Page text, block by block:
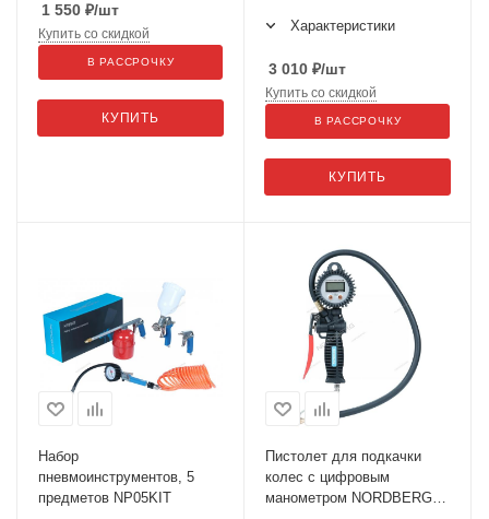
1 550 ₽/шт
КУПИТЬ
Купить со скидкой
В РАССРОЧКУ
Характеристики
3 010 ₽/шт
КУПИТЬ
Купить со скидкой
В РАССРОЧКУ
Набор
пневмоинструментов, 5
предметов NP05KIT
Пистолет для подкачки
колес с цифровым
манометром NORDBERG